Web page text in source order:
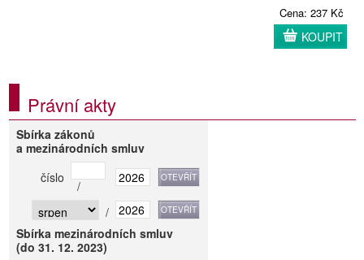
Cena: 237 Kč
KOUPIT
Právní akty
Sbírka zákonů
a mezinárodních smluv
číslo
/
/
Sbírka mezinárodních smluv
(do 31. 12. 2023)